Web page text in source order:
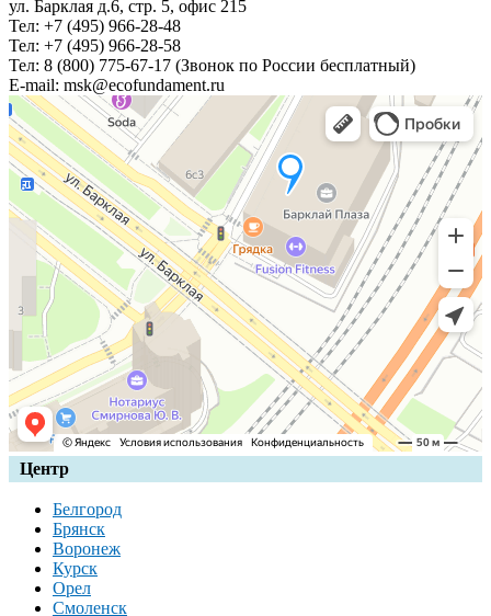
ул. Барклая д.6, стр. 5, офис 215
Тел: +7 (495) 966-28-48
Тел: +7 (495) 966-28-58
Тел: 8 (800) 775-67-17 (Звонок по России бесплатный)
Е-mail: msk@ecofundament.ru
Центр
Белгород
Брянск
Воронеж
Курск
Орел
Смоленск